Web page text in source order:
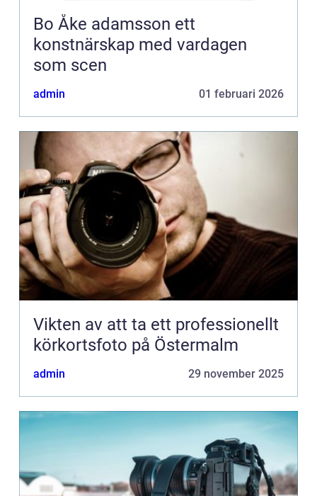
Bo Åke adamsson ett
konstnärskap med vardagen
som scen
admin 01 februari 2026
Vikten av att ta ett professionellt
körkortsfoto på Östermalm
admin 29 november 2025